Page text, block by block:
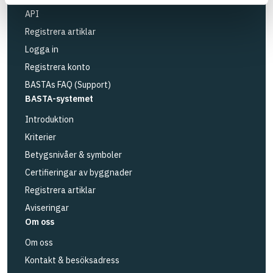
API
Registrera artiklar
Logga in
Registrera konto
BASTAs FAQ (Support)
BASTA-systemet
Introduktion
Kriterier
Betygsnivåer & symboler
Certifieringar av byggnader
Registrera artiklar
Aviseringar
Om oss
Om oss
Kontakt & besöksadress